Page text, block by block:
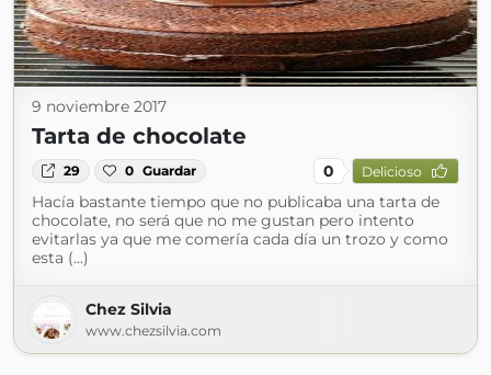
9 noviembre 2017
Tarta de chocolate
29 0 Guardar 0 Delicioso
Hacía bastante tiempo que no publicaba una tarta de
chocolate, no será que no me gustan pero intento
evitarlas ya que me comería cada día un trozo y como
esta (...)
Chez Silvia
www.chezsilvia.com